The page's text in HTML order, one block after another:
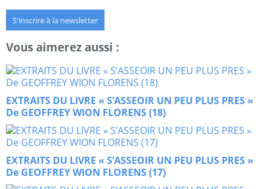
S'inscrire à la newsletter
Vous aimerez aussi :
EXTRAITS DU LIVRE « S’ASSEOIR UN PEU PLUS PRES »
De GEOFFREY WION FLORENS (18)
EXTRAITS DU LIVRE « S’ASSEOIR UN PEU PLUS PRES »
De GEOFFREY WION FLORENS (17)